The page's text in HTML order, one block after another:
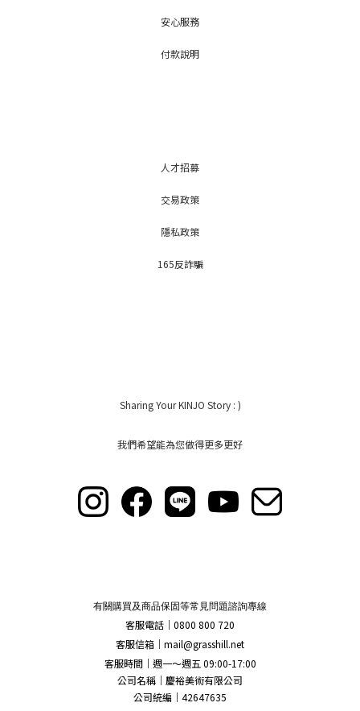
安心服務
付款說明
人才招募
交易政策
隱私政策
165反詐騙
Sharing Your KINJO Story : )
我們希望能為您做得更多更好
有關購買及商品保固等常見問題諮詢專線
客服電話｜0800 800 720
客服信箱｜ mail@grasshill.net
客服時間｜週一～週五 09:00-17:00
公司名稱｜慶裕美術有限公司
公司統編｜42647635